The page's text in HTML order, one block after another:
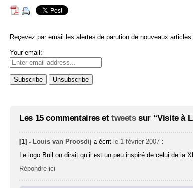
Reçevez par email les alertes de parution de nouveaux articles
Your email:
Les 15 commentaires et tweetssur “Visite à
[1] - Louis van Proosdij a écrit le 1 février 2007 :
Le logo Bull on dirait qu’il est un peu inspiré de celui de la
Répondre ici